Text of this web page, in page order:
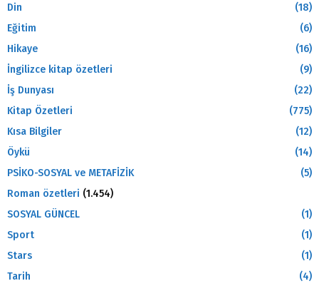
Din
(18)
Eğitim
(6)
Hikaye
(16)
İngilizce kitap özetleri
(9)
İş Dunyası
(22)
Kitap Özetleri
(775)
Kısa Bilgiler
(12)
Öykü
(14)
PSİKO-SOSYAL ve METAFİZİK
(5)
Roman özetleri (1.454)
SOSYAL GÜNCEL
(1)
Sport
(1)
Stars
(1)
Tarih
(4)